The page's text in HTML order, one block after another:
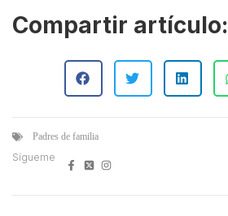
Compartir artículo:
Padres de familia
Sígueme